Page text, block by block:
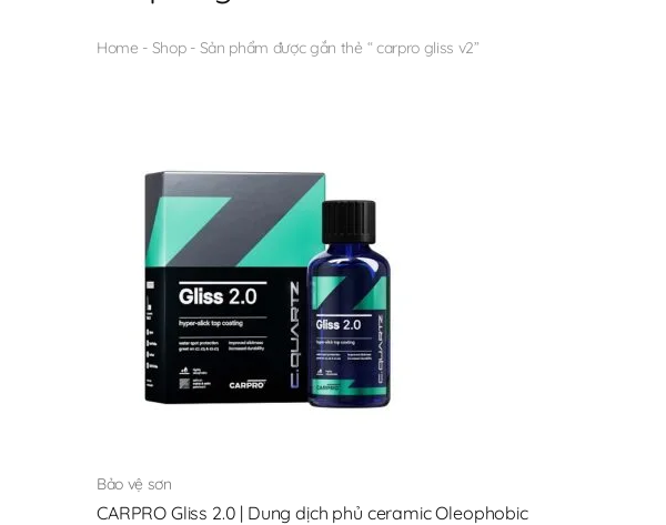
Home - Shop- Sản phẩm được gắn thẻ “ carpro gliss v2”
Bảo vệ sơn
CARPRO Gliss 2.0 | Dung dịch phủ ceramic Oleophobic